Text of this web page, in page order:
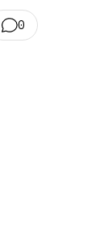
0